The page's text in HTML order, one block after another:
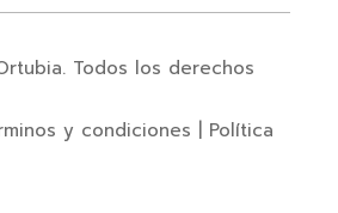
Todos los derechos
y condiciones
Política